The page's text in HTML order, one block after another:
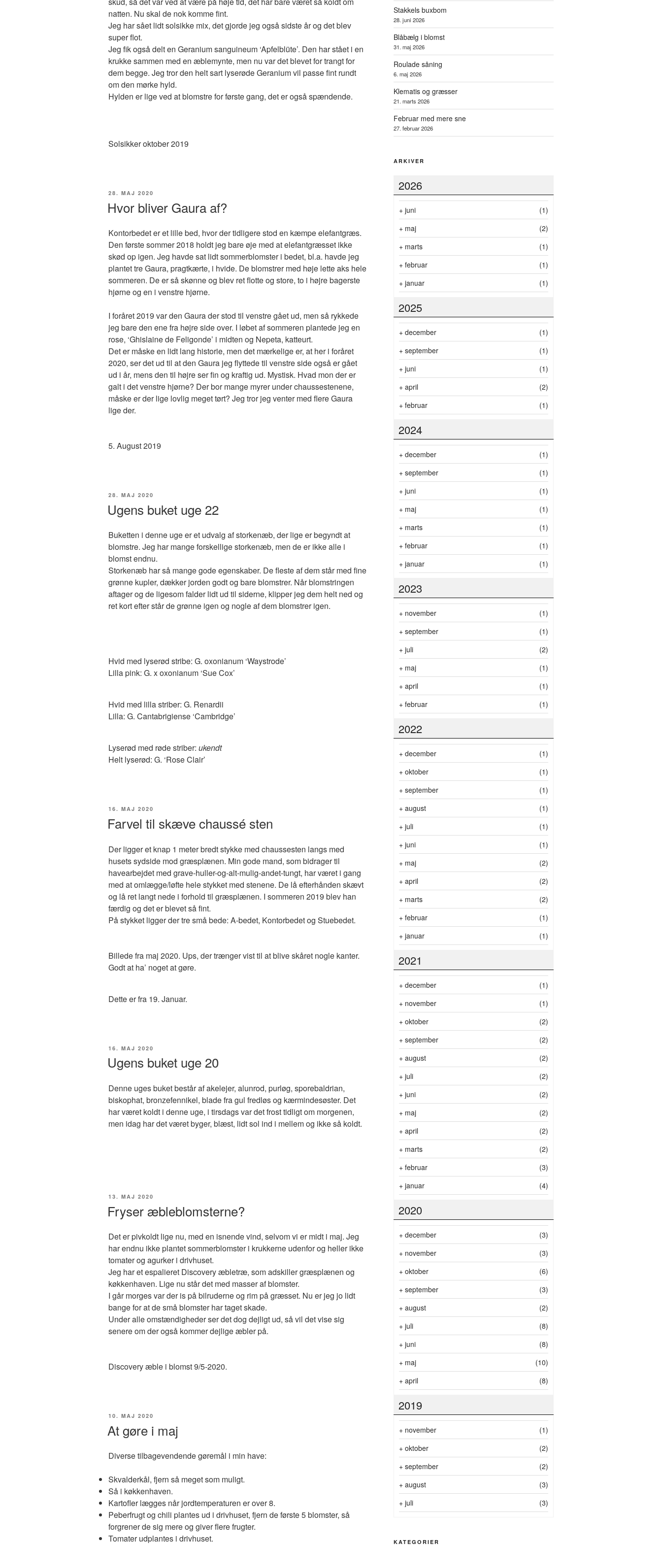
natten. Nu skal de nok komme fint.
Jeg har sået lidt solsikke mix, det gjorde jeg også sidste år og det blev
super flot.
Jeg fik også delt en Geranium sanguineum ‘Apfelblüte’. Den har stået i en
krukke sammen med en æblemynte, men nu var det blevet for trangt for
dem begge. Jeg tror den helt sart lyserøde Geranium vil passe fint rundt
om den mørke hyld.
Hylden er lige ved at blomstre for første gang, det er også spændende.
Solsikker oktober 2019
UDGIVET
28. MAJ 2020
Hvor bliver Gaura af?
Kontorbedet er et lille bed, hvor der tidligere stod en kæmpe elefantgræs.
Den første sommer 2018 holdt jeg bare øje med at elefantgræsset ikke
skød op igen. Jeg havde sat lidt sommerblomster i bedet, bl.a. havde jeg
plantet tre Gaura, pragtkærte, i hvide. De blomstrer med høje lette aks hele
sommeren. De er så skønne og blev ret flotte og store, to i højre bagerste
hjørne og en i venstre hjørne.
I foråret 2019 var den Gaura der stod til venstre gået ud, men så rykkede
jeg bare den ene fra højre side over. I løbet af sommeren plantede jeg en
rose, ‘Ghislaine de Feligonde’ i midten og Nepeta, katteurt.
Det er måske en lidt lang historie, men det mærkelige er, at her i foråret
2020, ser det ud til at den Gaura jeg flyttede til venstre side også er gået
ud i år, mens den til højre ser fin og kraftig ud. Mystisk. Hvad mon der er
galt i det venstre hjørne? Der bor mange myrer under chaussestenene,
måske er der lige lovlig meget tørt? Jeg tror jeg venter med flere Gaura
lige der.
5. August 2019
UDGIVET
28. MAJ 2020
Ugens buket uge 22
Buketten i denne uge er et udvalg af storkenæb, der lige er begyndt at
blomstre. Jeg har mange forskellige storkenæb, men de er ikke alle i
blomst endnu.
Storkenæb har så mange gode egenskaber. De fleste af dem står med fine
grønne kupler, dækker jorden godt og bare blomstrer. Når blomstringen
aftager og de ligesom falder lidt ud til siderne, klipper jeg dem helt ned og
ret kort efter står de grønne igen og nogle af dem blomstrer igen.
Hvid med lyserød stribe: G. oxonianum ‘Waystrode’
Lilla pink: G. x oxonianum ‘Sue Cox’
Hvid med lilla striber: G. Renardii
Lilla: G. Cantabrigiense ‘Cambridge’
Lyserød med røde striber: ukendt
Helt lyserød: G. ‘Rose Clair’
UDGIVET
16. MAJ 2020
Farvel til skæve chaussé sten
Der ligger et knap 1 meter bredt stykke med chaussesten langs med
husets sydside mod græsplænen. Min gode mand, som bidrager til
havearbejdet med grave-huller-og-alt-mulig-andet-tungt, har været i gang
med at omlægge/løfte hele stykket med stenene. De lå efterhånden skævt
og lå ret langt nede i forhold til græsplænen. I sommeren 2019 blev han
færdig og det er blevet så fint.
På stykket ligger der tre små bede: A-bedet, Kontorbedet og Stuebedet.
Billede fra maj 2020. Ups, der trænger vist til at blive skåret nogle kanter.
Godt at ha’ noget at gøre.
Dette er fra 19. Januar.
UDGIVET
16. MAJ 2020
Ugens buket uge 20
Denne uges buket består af akelejer, alunrod, purløg, sporebaldrian,
biskophat, bronzefennikel, blade fra gul fredløs og kærmindesøster. Det
har været koldt i denne uge, i tirsdags var det frost tidligt om morgenen,
men idag har det været byger, blæst, lidt sol ind i mellem og ikke så koldt.
UDGIVET
13. MAJ 2020
Fryser æbleblomsterne?
Det er pivkoldt lige nu, med en isnende vind, selvom vi er midt i maj. Jeg
har endnu ikke plantet sommerblomster i krukkerne udenfor og heller ikke
tomater og agurker i drivhuset.
Jeg har et espalieret Discovery æbletræ, som adskiller græsplænen og
køkkenhaven. Lige nu står det med masser af blomster.
I går morges var der is på bilruderne og rim på græsset. Nu er jeg jo lidt
bange for at de små blomster har taget skade.
Under alle omstændigheder ser det dog dejligt ud, så vil det vise sig
senere om der også kommer dejlige æbler på.
Discovery æble i blomst 9/5-2020.
UDGIVET
10. MAJ 2020
At gøre i maj
Diverse tilbagevendende gøremål i min have:
Skvalderkål, fjern så meget som muligt.
Så i køkkenhaven.
Kartofler lægges når jordtemperaturen er over 8.
Peberfrugt og chili plantes ud i drivhuset, fjern de første 5 blomster, så
forgrener de sig mere og giver flere frugter.
Tomater udplantes i drivhuset.
Stakkels buxbom
28. juni 2026
Blåbælg i blomst
31. maj 2026
Roulade såning
6. maj 2026
Klematis og græsser
21. marts 2026
Februar med mere sne
27. februar 2026
ARKIVER
2026
+ juni
(1)
+ maj
(2)
+ marts
(1)
+ februar
(1)
+ januar (1)
2025
+ december
(1)
+ september
(1)
+ juni
(1)
+ april
(2)
+ februar (1)
2024
+ december
(1)
+ september
(1)
+ juni
(1)
+ maj
(1)
+ marts
(1)
+ februar
(1)
+ januar (1)
2023
+ november
(1)
+ september
(1)
+ juli
(2)
+ maj
(1)
+ april
(1)
+ februar (1)
2022
+ december
(1)
+ oktober
(1)
+ september
(1)
+ august
(1)
+ juli
(1)
+ juni
(1)
+ maj
(2)
+ april
(2)
+ marts
(2)
+ februar
(1)
+ januar (1)
2021
+ december
(1)
+ november
(1)
+ oktober
(2)
+ september
(2)
+ august
(2)
+ juli
(2)
+ juni
(2)
+ maj
(2)
+ april
(2)
+ marts
(2)
+ februar
(3)
+ januar (4)
2020
+ december
(3)
+ november
(3)
+ oktober
(6)
+ september
(3)
+ august
(2)
+ juli
(8)
+ juni
(8)
+ maj
(10)
+ april (8)
2019
+ november
(1)
+ oktober
(2)
+ september
(2)
+ august
(3)
+ juli (3)
KATEGORIER